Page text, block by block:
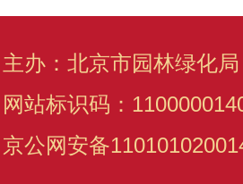
主办：北京市园林绿化
网站标识码：
京公网安备